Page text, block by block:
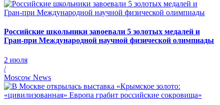
Российские школьники завоевали 5 золотых медалей и
Гран-при Международной научной физической олимпиады
2 июля
/
Moscow News